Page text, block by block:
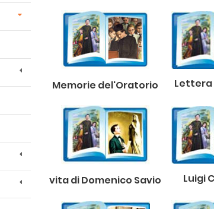
Memorie del'Oratorio Lettera
vita di Domenico Savio Luigi